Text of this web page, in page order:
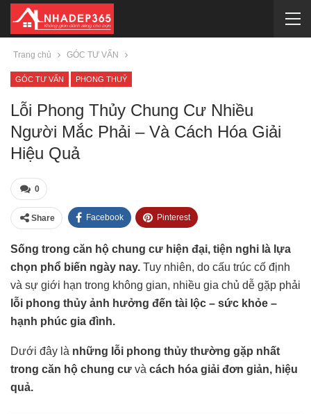
Trang chủ GÓC TƯ VẤN
GÓC TƯ VẤN PHONG THUỶ
Lỗi Phong Thủy Chung Cư Nhiều
Người Mắc Phải – Và Cách Hóa Giải
Hiệu Quả
0
Share Facebook Pinterest
Sống trong căn hộ chung cư hiện đại, tiện nghi là lựa
chọn phổ biến ngày nay. Tuy nhiên, do cấu trúc cố định
và sự giới hạn trong không gian, nhiều gia chủ dễ gặp phải
lỗi phong thủy ảnh hưởng đến tài lộc – sức khỏe –
hạnh phúc gia đình.
Dưới đây là những lỗi phong thủy thường gặp nhất
trong căn hộ chung cư và cách hóa giải đơn giản, hiệu
quả.